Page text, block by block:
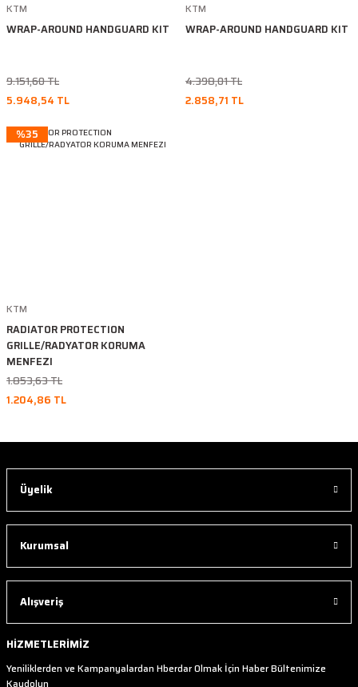
KTM
WRAP-AROUND HANDGUARD KIT
9.151,60 TL
5.948,54 TL
KTM
WRAP-AROUND HANDGUARD KIT
4.398,01 TL
2.858,71 TL
%35
KTM
RADIATOR PROTECTION
GRILLE/RADYATOR KORUMA
MENFEZI
1.853,63 TL
1.204,86 TL
Üyelik
Kurumsal
Alışveriş
HİZMETLERİMİZ
Yeniliklerden ve Kampanyalardan Hberdar Olmak İçin Haber Bültenimize
Kaydolun